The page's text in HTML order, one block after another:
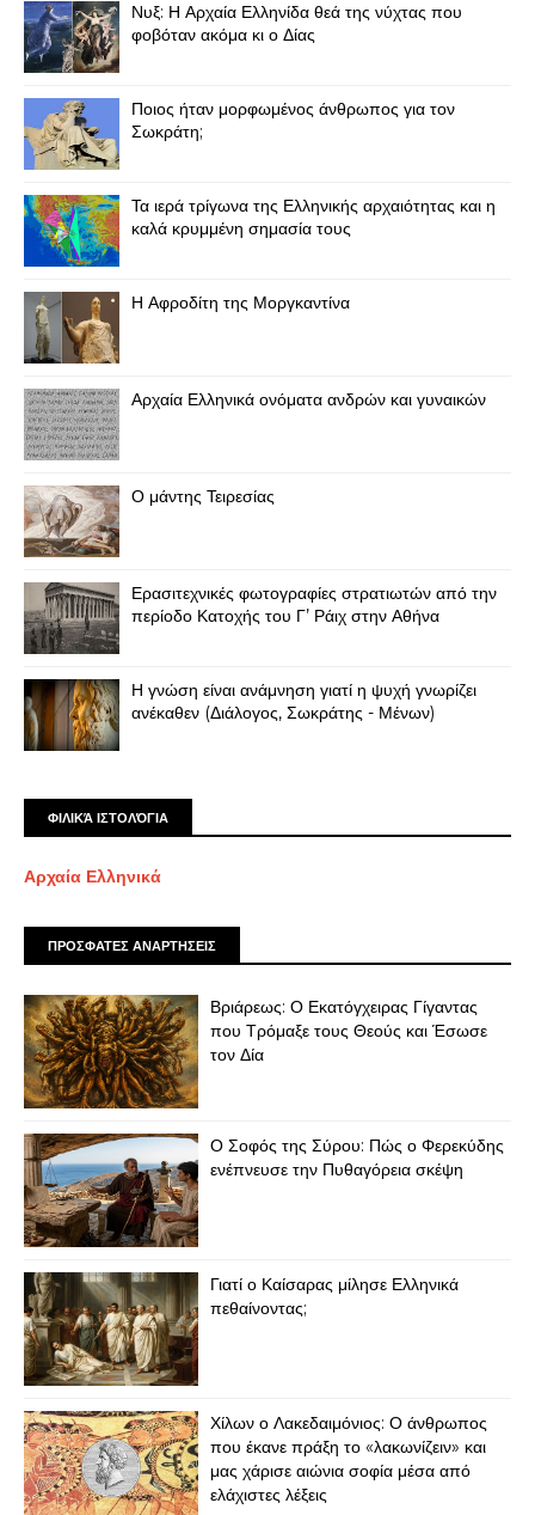
Νυξ: Η Αρχαία Ελληνίδα θεά της νύχτας που
φοβόταν ακόμα κι ο Δίας
Ποιος ήταν μορφωμένος άνθρωπος για τον
Σωκράτη;
Τα ιερά τρίγωνα της Ελληνικής αρχαιότητας και η
καλά κρυμμένη σημασία τους
Η Αφροδίτη της Μοργκαντίνα
Αρχαία Ελληνικά ονόματα ανδρών και γυναικών
Ο μάντης Τειρεσίας
Ερασιτεχνικές φωτογραφίες στρατιωτών από την
περίοδο Κατοχής του Γ’ Ράιχ στην Αθήνα
Η γνώση είναι ανάμνηση γιατί η ψυχή γνωρίζει
ανέκαθεν (Διάλογος, Σωκράτης - Μένων)
ΦΙΛΙΚΆ ΙΣΤΟΛΌΓΙΑ
Αρχαία Ελληνικά
ΠΡΟΣΦΑΤΕΣ ΑΝΑΡΤΗΣΕΙΣ
Βριάρεως: Ο Εκατόγχειρας Γίγαντας
που Τρόμαξε τους Θεούς και Έσωσε
τον Δία
Ο Σοφός της Σύρου: Πώς ο Φερεκύδης
ενέπνευσε την Πυθαγόρεια σκέψη
Γιατί ο Καίσαρας μίλησε Ελληνικά
πεθαίνοντας;
Χίλων ο Λακεδαιμόνιος: Ο άνθρωπος
που έκανε πράξη το «λακωνίζειν» και
μας χάρισε αιώνια σοφία μέσα από
ελάχιστες λέξεις